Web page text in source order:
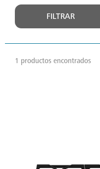
FILTRAR
1 productos encontrados